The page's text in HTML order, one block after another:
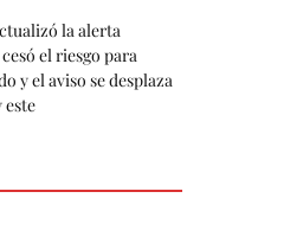
la alerta
el riesgo para
y el aviso se desplaza
este